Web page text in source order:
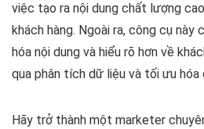
việc tạo ra nội dung chất lượng
khách hàng. Ngoài ra, công cụ này
hóa nội dung và hiểu rõ hơn về
qua phân tích dữ liệu và tối ưu
Hãy trở thành một marketer